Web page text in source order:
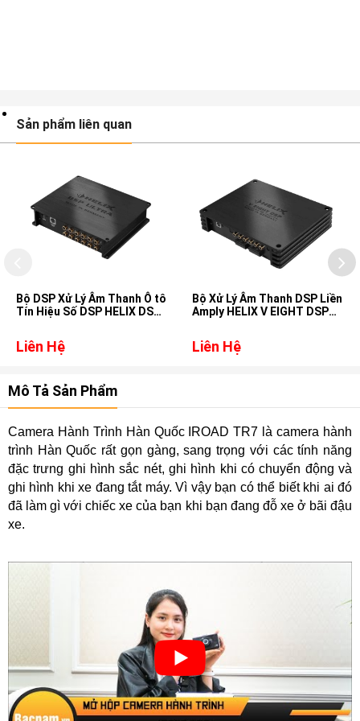
Sản phẩm liên quan
Bộ DSP Xử Lý Âm Thanh Ô tô
Tín Hiệu Số DSP HELIX DSP
Liên Hệ
Bộ Xử Lý Âm Thanh DSP Liền
Amply HELIX V EIGHT DSP
Liên Hệ
Mô Tả Sản Phẩm
Camera Hành Trình Hàn Quốc IROAD TR7 là camera hành
trình Hàn Quốc rất gọn gàng, sang trọng với các tính năng
đặc trưng ghi hình sắc nét, ghi hình khi có chuyển động và
ghi hình khi xe đang tắt máy. Vì vậy bạn có thể biết khi ai đó
đã làm gì với chiếc xe của bạn khi bạn đang đỗ xe ở bãi đậu
xe.